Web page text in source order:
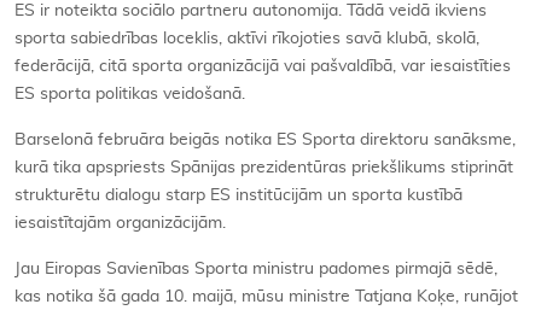
ES ir noteikta sociālo partneru autonomija. Tādā veidā ikviens
sporta sabiedrības loceklis, aktīvi rīkojoties savā klubā, skolā,
federācijā, citā sporta organizācijā vai pašvaldībā, var iesaistīties
ES sporta politikas veidošanā.
Barselonā februāra beigās notika ES Sporta direktoru sanāksme,
kurā tika apspriests Spānijas prezidentūras priekšlikums stiprināt
strukturētu dialogu starp ES institūcijām un sporta kustībā
iesaistītajām organizācijām.
Jau Eiropas Savienības Sporta ministru padomes pirmajā sēdē,
kas notika šā gada 10. maijā, mūsu ministre Tatjana Koķe, runājot